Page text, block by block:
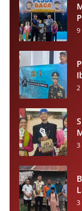
9
2
3
3